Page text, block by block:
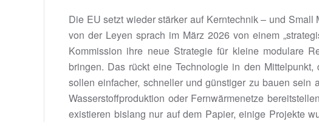
Die EU setzt wieder stärker auf Kerntechnik – und
von der Leyen sprach im März 2026 von einem
Kommission ihre neue Strategie für kleine modulare
bringen. Das rückt eine Technologie in den
sollen einfacher, schneller und günstiger zu bauen sein
Wasserstoffproduktion oder Fernwärmenetze
existieren bislang nur auf dem Papier, einige Projekte